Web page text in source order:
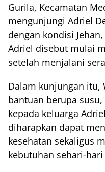
Gurila, Kecamatan
mengunjungi Adriel
dengan kondisi
Adriel disebut mulai
setelah menjalani
Dalam kunjungan itu,
bantuan berupa
kepada keluarga
diharapkan dapat
kesehatan sekaligus
kebutuhan sehari-